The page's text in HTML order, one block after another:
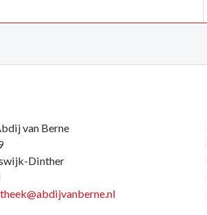
van Berne
Dinther